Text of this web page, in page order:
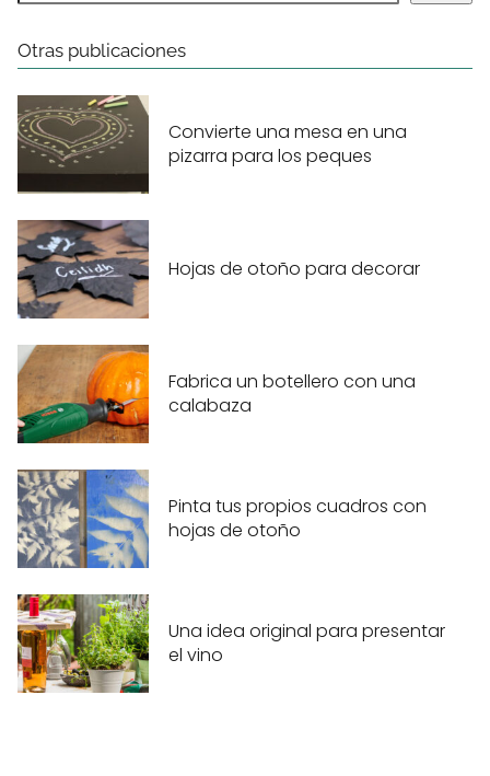
Otras publicaciones
Convierte una mesa en una
pizarra para los peques
Hojas de otoño para decorar
Fabrica un botellero con una
calabaza
Pinta tus propios cuadros con
hojas de otoño
Una idea original para presentar
el vino